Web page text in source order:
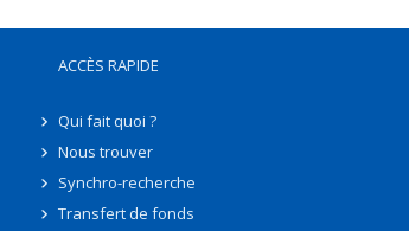
ACCÈS RAPIDE
Qui fait quoi ?
Nous trouver
Synchro-recherche
Transfert de fonds